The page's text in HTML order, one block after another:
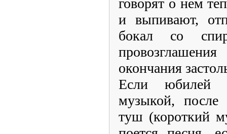
и выпивают,
бокал со
окончания
Если юбилей
музыкой, после
туш (короткий